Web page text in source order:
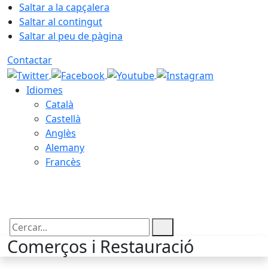
Saltar a la capçalera
Saltar al contingut
Saltar al peu de pàgina
Contactar
Idiomes
Català
Castellà
Anglès
Alemany
Francès
Cercar:
Comerços i Restauració